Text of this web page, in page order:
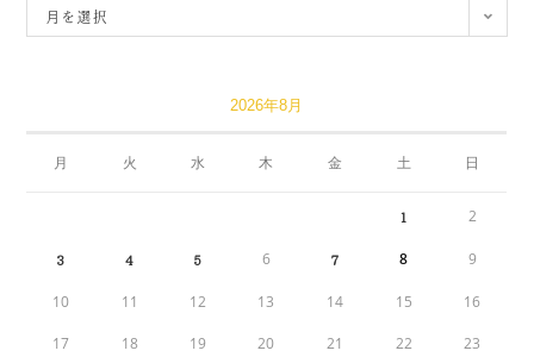
月を選択
2026年8月
月 火 水 木 金 土 日
1 2
3 4 5 6 7 8 9
10 11 12 13 14 15 16
17 18 19 20 21 22 23